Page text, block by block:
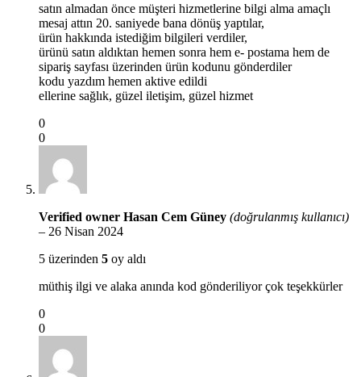
satın almadan önce müşteri hizmetlerine bilgi alma amaçlı
mesaj attın 20. saniyede bana dönüş yaptılar,
ürün hakkında istediğim bilgileri verdiler,
ürünü satın aldıktan hemen sonra hem e- postama hem de
sipariş sayfası üzerinden ürün kodunu gönderdiler
kodu yazdım hemen aktive edildi
ellerine sağlık, güzel iletişim, güzel hizmet
0
0
Verified owner Hasan Cem Güney (doğrulanmış kullanıcı)
– 26 Nisan 2024
5 üzerinden 5 oy aldı
müthiş ilgi ve alaka anında kod gönderiliyor çok teşekkürler
0
0